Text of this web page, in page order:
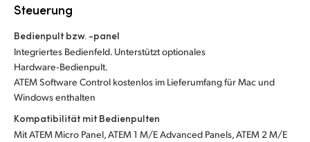
Steuerung
Bedienpult bzw. -panel
Integriertes Bedienfeld. Unterstützt optionales
Hardware‑Bedienpult.
ATEM Software Control kostenlos im Lieferumfang für Mac und
Windows enthalten
Kompatibilität mit Bedienpulten
Mit ATEM Micro Panel, ATEM 1 M/E Advanced Panels, ATEM 2 M/E